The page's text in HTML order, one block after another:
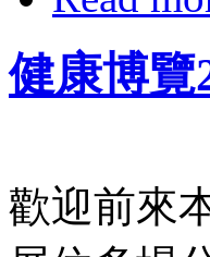
健康博覽
歡迎前來